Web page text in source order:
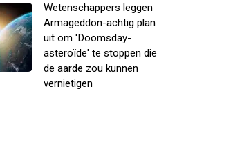
Wetenschappers leggen
Armageddon-achtig plan
uit om 'Doomsday-
asteroïde' te stoppen die
de aarde zou kunnen
vernietigen